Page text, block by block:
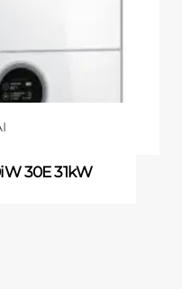
30E 31kW